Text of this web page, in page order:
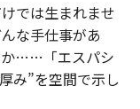
では生まれませ
な手仕事があ
か……「エスパシ
み”を空間で示し